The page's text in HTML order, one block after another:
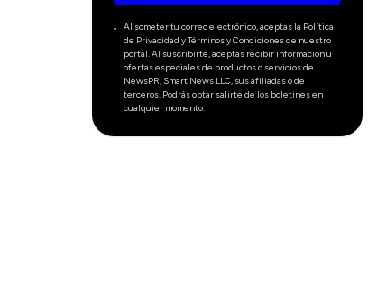
Al someter tu correo electrónico, aceptas la Política
de Privacidad y Términos y Condiciones de nuestro
portal. Al suscribirte, aceptas recibir información u
ofertas especiales de productos o servicios de
NewsPR, Smart News LLC, sus afiliadas o de
terceros. Podrás optar salirte de los boletines en
cualquier momento.